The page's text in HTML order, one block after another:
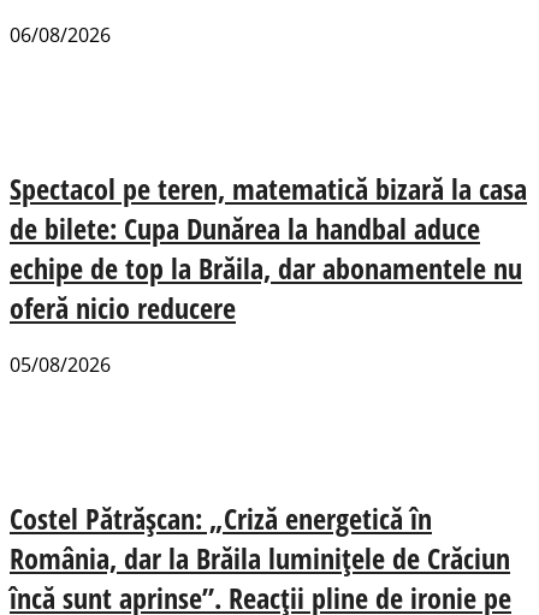
06/08/2026
Spectacol pe teren, matematică bizară la casa
de bilete: Cupa Dunărea la handbal aduce
echipe de top la Brăila, dar abonamentele nu
oferă nicio reducere
05/08/2026
Costel Pătrășcan: „Criză energetică în
România, dar la Brăila luminițele de Crăciun
încă sunt aprinse”. Reacții pline de ironie pe